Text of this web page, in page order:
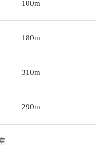
100m
180m
310m
290m